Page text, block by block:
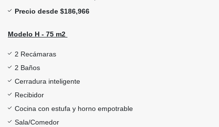
Precio desde $186,966
Modelo H - 75 m2
2 Recámaras
2 Baños
Cerradura inteligente
Recibidor
Cocina con estufa y horno empotrable
Sala/Comedor